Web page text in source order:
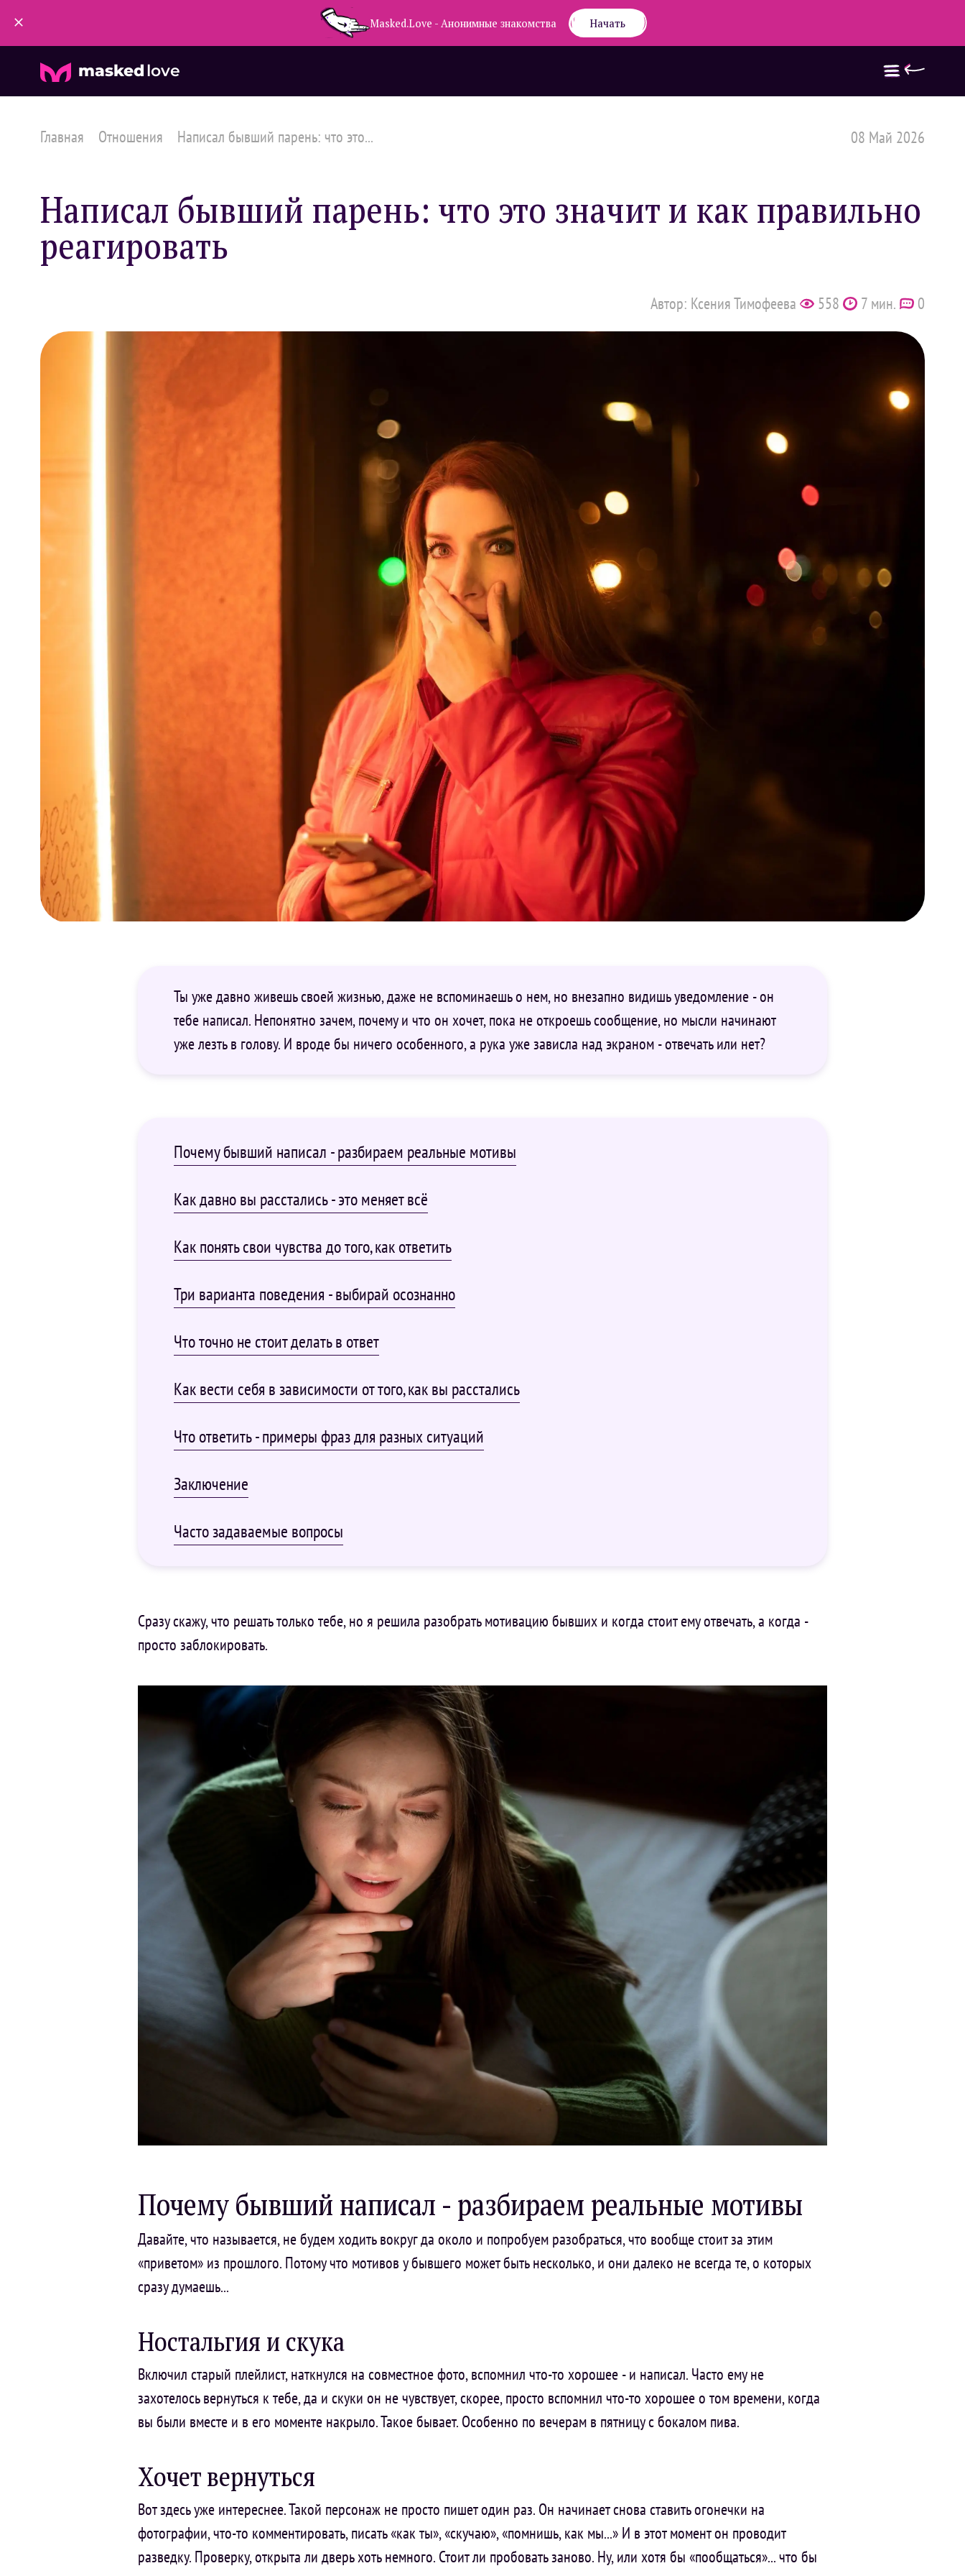
Masked.Love - Анонимные знакомства Начать
maskedlove
Главная Отношения Написал бывший парень: что это... 08 Май 2026
Написал бывший парень: что это значит и как правильно
реагировать
Автор: Ксения Тимофеева 558 7 мин. 0
Ты уже давно живешь своей жизнью, даже не вспоминаешь о нем, но внезапно видишь уведомление - он
тебе написал. Непонятно зачем, почему и что он хочет, пока не откроешь сообщение, но мысли начинают
уже лезть в голову. И вроде бы ничего особенного, а рука уже зависла над экраном - отвечать или нет?
Почему бывший написал - разбираем реальные мотивы
Как давно вы расстались - это меняет всё
Как понять свои чувства до того, как ответить
Три варианта поведения - выбирай осознанно
Что точно не стоит делать в ответ
Как вести себя в зависимости от того, как вы расстались
Что ответить - примеры фраз для разных ситуаций
Заключение
Часто задаваемые вопросы
Сразу скажу, что решать только тебе, но я решила разобрать мотивацию бывших и когда стоит ему отвечать, а когда -
просто заблокировать.
Почему бывший написал - разбираем реальные мотивы
Давайте, что называется, не будем ходить вокруг да около и попробуем разобраться, что вообще стоит за этим
«приветом» из прошлого. Потому что мотивов у бывшего может быть несколько, и они далеко не всегда те, о которых
сразу думаешь...
Ностальгия и скука
Включил старый плейлист, наткнулся на совместное фото, вспомнил что-то хорошее - и написал. Часто ему не
захотелось вернуться к тебе, да и скуки он не чувствует, скорее, просто вспомнил что-то хорошее о том времени, когда
вы были вместе и в его моменте накрыло. Такое бывает. Особенно по вечерам в пятницу с бокалом пива.
Хочет вернуться
Вот здесь уже интереснее. Такой персонаж не просто пишет один раз. Он начинает снова ставить огонечки на
фотографии, что-то комментировать, писать «как ты», «скучаю», «помнишь, как мы...» И в этот момент он проводит
разведку. Проверку, открыта ли дверь хоть немного. Стоит ли пробовать заново. Ну, или хотя бы «пообщаться»... что бы